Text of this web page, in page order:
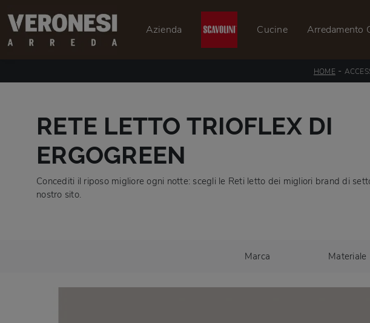
Azienda Cucine Arredamento
HOME -
RETE LETTO TRIOFLEX DI
ERGOGREEN
Concediti il riposo migliore ogni notte: scegli le Reti letto dei migliori brand di
nostro sito.
Marca Materiale